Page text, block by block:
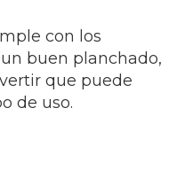
con los
buen planchado,
que puede
de uso.